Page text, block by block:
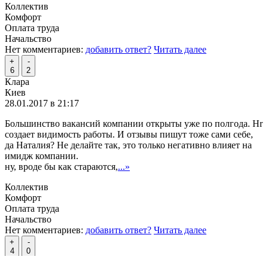
Коллектив
Комфорт
Оплата труда
Начальство
Нет комментариев: добавить ответ? Читать далее
+
6
-
2
Клара
Киев
28.01.2017 в 21:17
Большинство вакансий компании открыты уже по полгода. Hr
создает видимость работы. И отзывы пишут тоже сами себе,
да Наталия? Не делайте так, это только негативно влияет на
имидж компании.
ну, вроде бы как стараются,...»
Коллектив
Комфорт
Оплата труда
Начальство
Нет комментариев: добавить ответ? Читать далее
+
4
-
0